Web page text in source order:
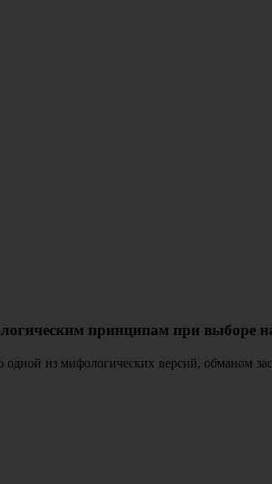
принципам при выборе
из мифологических версий, обманом